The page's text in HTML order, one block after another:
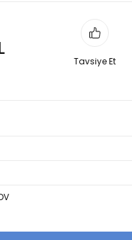
Tavsiye Et